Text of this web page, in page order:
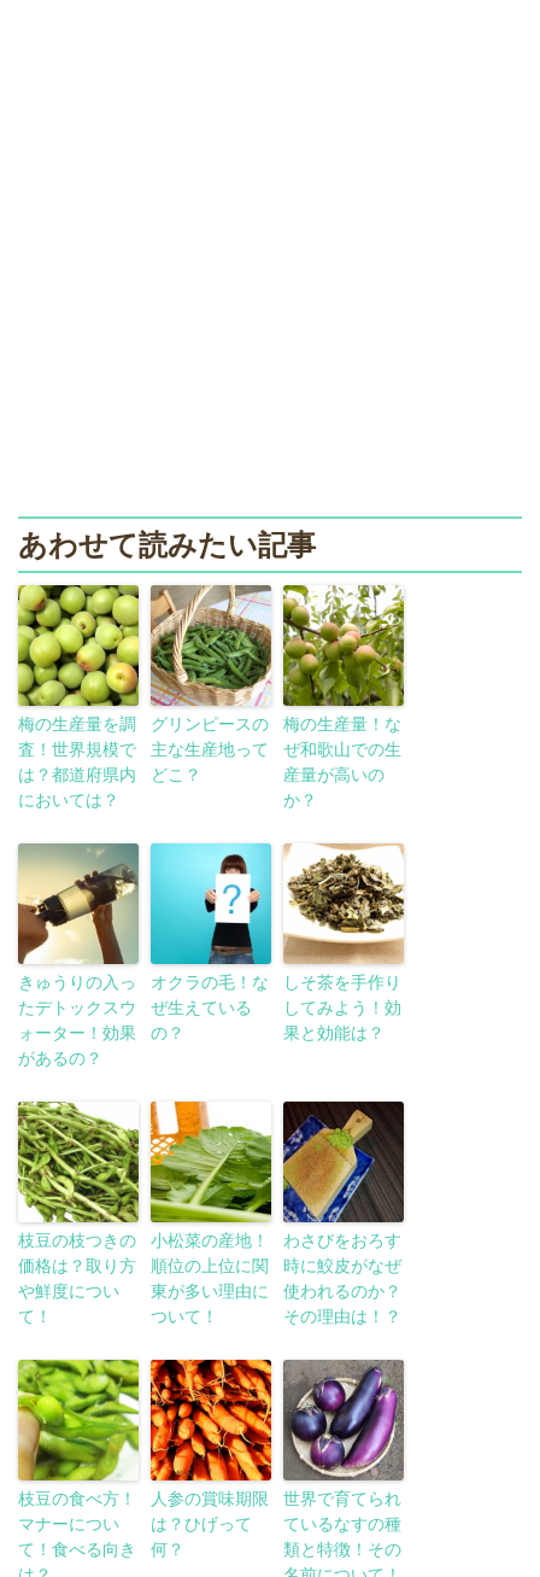
あわせて読みたい記事
梅の生産量を調
査！世界規模で
は？都道府県内
においては？
グリンピースの
主な生産地って
どこ？
梅の生産量！な
ぜ和歌山での生
産量が高いの
か？
きゅうりの入っ
たデトックスウ
ォーター！効果
があるの？
オクラの毛！な
ぜ生えている
の？
しそ茶を手作り
してみよう！効
果と効能は？
枝豆の枝つきの
価格は？取り方
や鮮度につい
て！
小松菜の産地！
順位の上位に関
東が多い理由に
ついて！
わさびをおろす
時に鮫皮がなぜ
使われるのか？
その理由は！？
枝豆の食べ方！
マナーについ
て！食べる向き
人参の賞味期限
は？ひげって
何？
世界で育てられ
ているなすの種
類と特徴！その